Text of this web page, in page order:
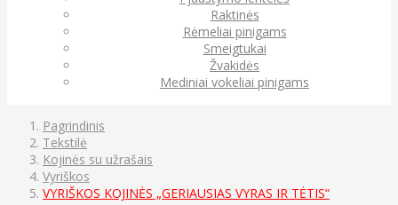
Raktinės
Rėmeliai pinigams
Smeigtukai
Žvakidės
Mediniai vokeliai pinigams
Pagrindinis
Tekstilė
Kojinės su užrašais
Vyriškos
VYRIŠKOS KOJINĖS „GERIAUSIAS VYRAS IR TĖTIS“